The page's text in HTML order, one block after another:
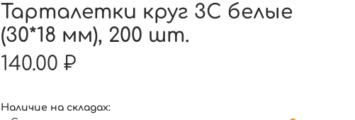
Тарталетки круг 3С белые
(30*18 мм), 200 шт.
140.00 ₽
Наличие на складах: